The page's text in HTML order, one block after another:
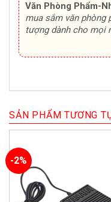
Văn Phòng Phẩm-
mua sắm văn phòng
tượng dành cho mọi
SẢN PHẨM TƯƠNG
-2%